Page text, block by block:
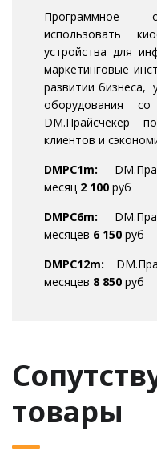
Программное
использовать
устройства для
маркетинговые
развитии бизнеса,
оборудования
DM.Прайсчекер
клиентов и
DMPC1m:
месяц 2 100 руб
DMPC6m:
месяцев 6 150 руб
DMPC12m:
месяцев 8 850 руб
товары